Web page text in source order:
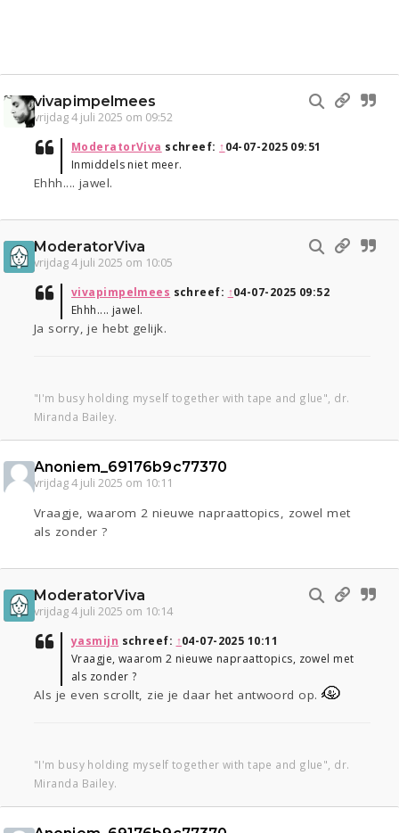
vivapimpelmees
vrijdag 4 juli 2025 om 09:52
ModeratorViva schreef: ↑04-07-2025 09:51
Inmiddels niet meer.
Ehhh.... jawel.
ModeratorViva
vrijdag 4 juli 2025 om 10:05
vivapimpelmees schreef: ↑04-07-2025 09:52
Ehhh.... jawel.
Ja sorry, je hebt gelijk.
"I'm busy holding myself together with tape and glue", dr.
Miranda Bailey.
Anoniem_69176b9c77370
vrijdag 4 juli 2025 om 10:11
Vraagje, waarom 2 nieuwe napraattopics, zowel met
als zonder ?
ModeratorViva
vrijdag 4 juli 2025 om 10:14
yasmijn schreef: ↑04-07-2025 10:11
Vraagje, waarom 2 nieuwe napraattopics, zowel met
als zonder ?
Als je even scrollt, zie je daar het antwoord op.
"I'm busy holding myself together with tape and glue", dr.
Miranda Bailey.